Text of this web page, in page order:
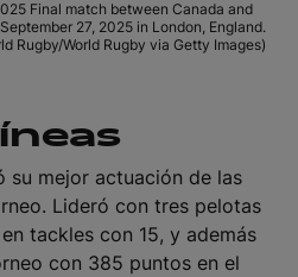
Final match between Canada and
27, 2025 in London, England.
Rugby/World Rugby via Getty Images)
su mejor actuación de las
Lideró con tres pelotas
tackles con 15, y además
con 385 puntos en el